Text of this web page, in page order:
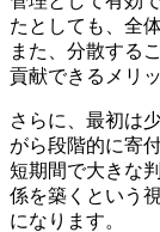
たとしても、全
また、分散する
貢献できるメリ
さらに、最初は
がら段階的に寄
短期間で大きな
係を築くという
になります。